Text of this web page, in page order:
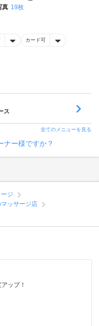
真 19枚
カード可
ス
全てのメニューを見る
ナー様ですか？
ジ
ッサージ店
ップ！